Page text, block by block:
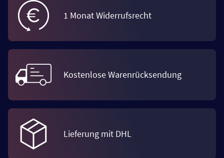
1 Monat Widerrufsrecht
Kostenlose Warenrücksendung
Lieferung mit DHL